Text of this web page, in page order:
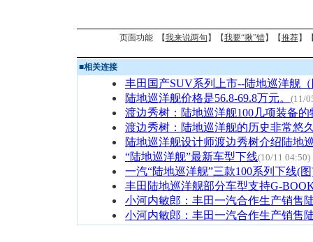
页面功能 【我来说两句 】【我要“揪”错】【推荐】
■相关连接
丰田国产SUV系列上市--陆地巡洋舰
陆地巡洋舰价格是56.8-69.8万元。 (11/
渡边秀树：陆地巡洋舰100几项装备的
渡边秀树：陆地巡洋舰的历史非常悠
陆地巡洋舰设计师渡边秀树介绍陆地
“陆地巡洋舰”最新车型下线(10/11 04:50)
一汽“陆地巡洋舰”三款100系列下线(
丰田陆地巡洋舰部分车型支持G-
小河内敏郎：丰田一汽合作生产销售
小河内敏郎：丰田一汽合作生产销售